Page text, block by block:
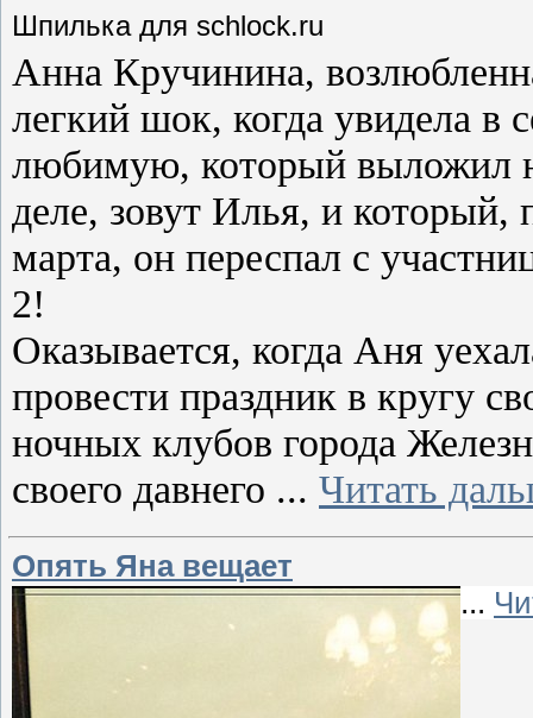
Шпилька для schlock.ru
Анна Кручинина,
легкий шок, когда увидела в
любимую, который выложил
деле, зовут Илья, и который,
марта, он переспал с
2!
Оказывается, когда Аня
провести праздник в кругу
ночных клубов города
своего давнего ... Читать
Опять Яна вещает
...